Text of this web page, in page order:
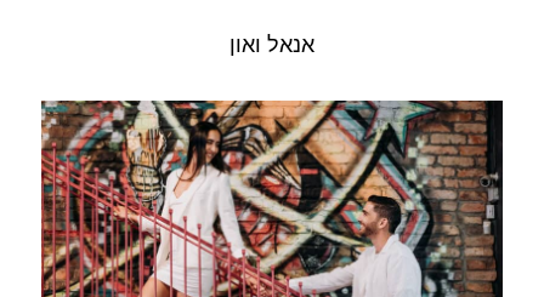
אנאל ואון